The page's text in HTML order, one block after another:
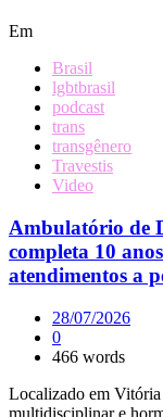
Em
Brasil
lgbtbrasil
podcast
trans
transgênero
Travestis
Video
Ambulatório de
completa 10
atendimentos a
28/07/2026
0
466 words
Localizado em Vitória
multidisciplinar e